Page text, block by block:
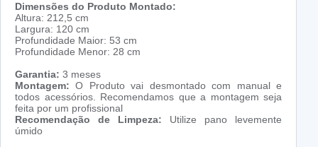
Dimensões do Produto Montado:
Altura: 212,5 cm
Largura: 120 cm
Profundidade Maior: 53 cm
Profundidade Menor: 28 cm
Garantia: 3 meses
Montagem: O Produto vai desmontado com manual e
todos acessórios. Recomendamos que a montagem seja
feita por um profissional
Recomendação de Limpeza: Utilize pano levemente
úmido